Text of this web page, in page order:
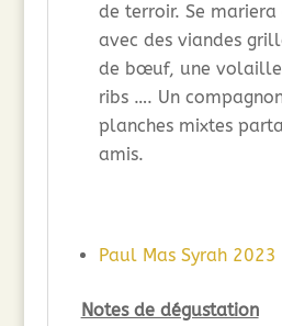
de terroir. Se
avec des viandes
de bœuf, une volaille
ribs …. Un
planches mixtes
amis.
Paul Mas Syrah 2023
Notes de dégustation